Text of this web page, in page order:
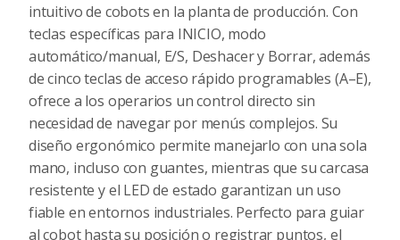
intuitivo de cobots en la planta de producción. Con
teclas específicas para INICIO, modo
automático/manual, E/S, Deshacer y Borrar, además
de cinco teclas de acceso rápido programables (A–E),
ofrece a los operarios un control directo sin
necesidad de navegar por menús complejos. Su
diseño ergonómico permite manejarlo con una sola
mano, incluso con guantes, mientras que su carcasa
resistente y el LED de estado garantizan un uso
fiable en entornos industriales. Perfecto para guiar
al cobot hasta su posición o registrar puntos, el